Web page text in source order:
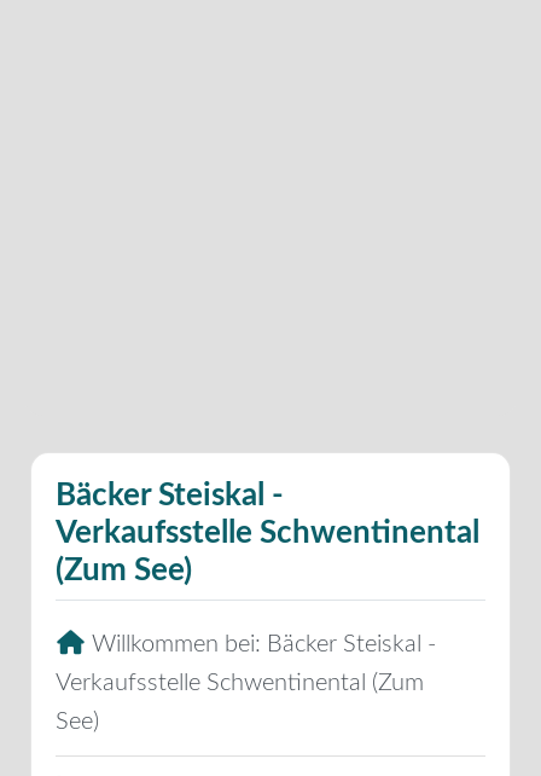
Bäcker Steiskal -
Verkaufsstelle Schwentinental
(Zum See)
Willkommen bei: Bäcker Steiskal -
Verkaufsstelle Schwentinental (Zum
See)